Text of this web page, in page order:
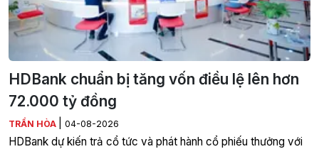
HDBank chuẩn bị tăng vốn điều lệ lên hơn
72.000 tỷ đồng
TRẦN HÒA 04-08-2026
HDBank dự kiến trả cổ tức và phát hành cổ phiếu thưởng với